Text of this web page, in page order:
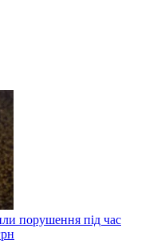
порушення під час